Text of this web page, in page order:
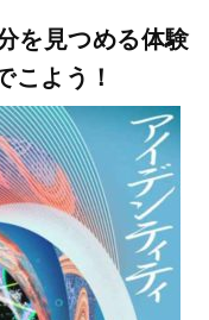
を見つめる体験
こよう！